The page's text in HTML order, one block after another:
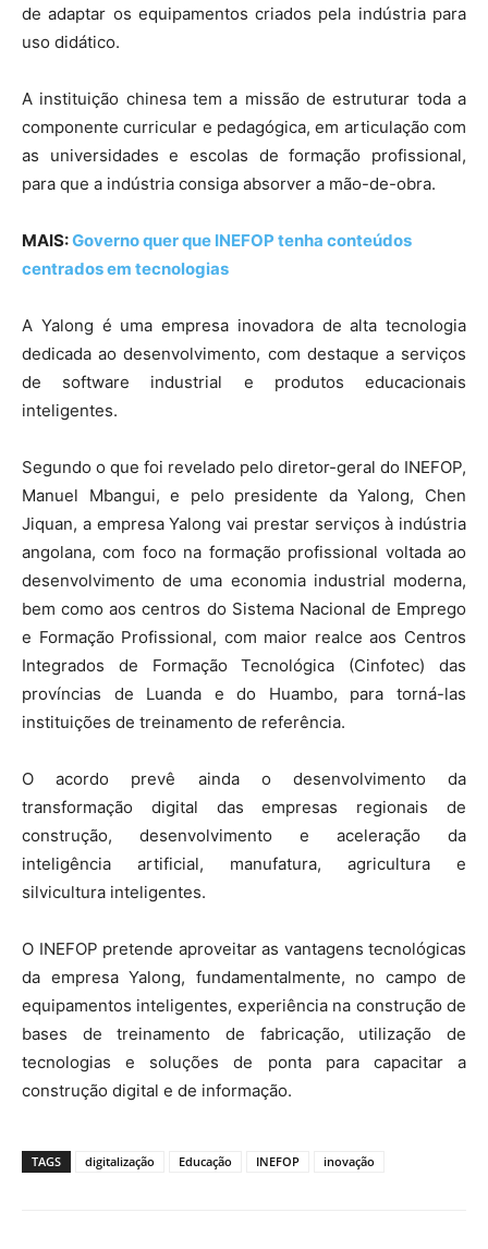
de adaptar os equipamentos criados pela indústria para
uso didático.
A instituição chinesa tem a missão de estruturar toda a
componente curricular e pedagógica, em articulação com
as universidades e escolas de formação profissional,
para que a indústria consiga absorver a mão-de-obra.
MAIS:Governo quer que INEFOP tenha conteúdos
centrados em tecnologias
A Yalong é uma empresa inovadora de alta tecnologia
dedicada ao desenvolvimento, com destaque a serviços
de software industrial e produtos educacionais
inteligentes.
Segundo o que foi revelado pelo diretor-geral do INEFOP,
Manuel Mbangui, e pelo presidente da Yalong, Chen
Jiquan, a empresa Yalong vai prestar serviços à indústria
angolana, com foco na formação profissional voltada ao
desenvolvimento de uma economia industrial moderna,
bem como aos centros do Sistema Nacional de Emprego
e Formação Profissional, com maior realce aos Centros
Integrados de Formação Tecnológica (Cinfotec) das
províncias de Luanda e do Huambo, para torná-las
instituições de treinamento de referência.
O acordo prevê ainda o desenvolvimento da
transformação digital das empresas regionais de
construção, desenvolvimento e aceleração da
inteligência artificial, manufatura, agricultura e
silvicultura inteligentes.
O INEFOP pretende aproveitar as vantagens tecnológicas
da empresa Yalong, fundamentalmente, no campo de
equipamentos inteligentes, experiência na construção de
bases de treinamento de fabricação, utilização de
tecnologias e soluções de ponta para capacitar a
construção digital e de informação.
TAGS digitalização Educação INEFOP inovação